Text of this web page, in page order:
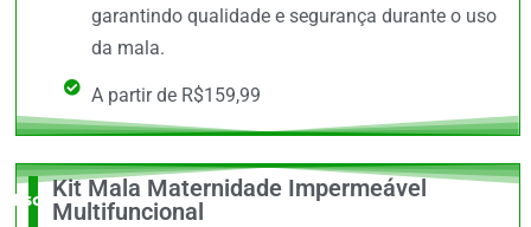
garantindo qualidade e segurança durante o uso
da mala.
A partir de R$159,99
Escolha do
Kit Mala Maternidade Impermeável
Multifuncional